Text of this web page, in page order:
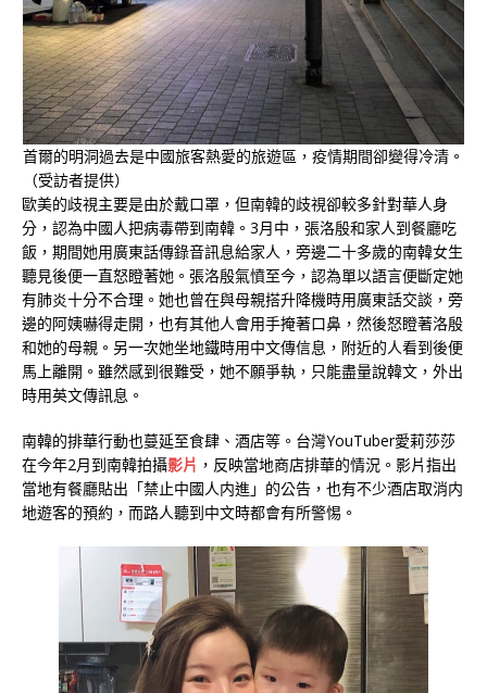
首爾的明洞過去是中國旅客熱愛的旅遊區，疫情期間卻變得冷清。
（受訪者提供）
歐美的歧視主要是由於戴口罩，但南韓的歧視卻較多針對華人身
分，認為中國人把病毒帶到南韓。3月中，張洛殷和家人到餐廳吃
飯，期間她用廣東話傳錄音訊息給家人，旁邊二十多歲的南韓女生
聽見後便一直怒瞪著她。張洛殷氣憤至今，認為單以語言便斷定她
有肺炎十分不合理。她也曾在與母親搭升降機時用廣東話交談，旁
邊的阿姨嚇得走開，也有其他人會用手掩著口鼻，然後怒瞪著洛殷
和她的母親。另一次她坐地鐵時用中文傳信息，附近的人看到後便
馬上離開。雖然感到很難受，她不願爭執，只能盡量說韓文，外出
時用英文傳訊息。
南韓的排華行動也蔓延至食肆、酒店等。台灣YouTuber愛莉莎莎
在今年2月到南韓拍攝影片 ，反映當地商店排華的情況。影片指出
當地有餐廳貼出「禁止中國人内進」的公告，也有不少酒店取消内
地遊客的預約，而路人聽到中文時都會有所警惕。